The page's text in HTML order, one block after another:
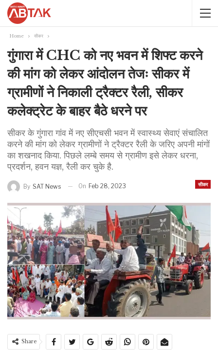
Home सीकर
गुंगारा में CHC को नए भवन में शिफ्ट करने
की मांग को लेकर आंदोलन तेजः सीकर में
ग्रामीणों ने निकाली ट्रैक्टर रैली, सीकर
कलेक्ट्रेट के बाहर बैठे धरने पर
सीकर के गुंगारा गांव में नए सीएचसी भवन में स्वास्थ्य सेवाएं संचालित
करने की मांग को लेकर ग्रामीणों ने ट्रैक्टर रैली के जरिए अपनी मांगों
का शखनाद किया. पिछले लम्बे समय से ग्रामीण इसे लेकर धरना,
प्रदर्शन, हवन यज्ञ, रैली कर चुके है.
सीकर
By SAT News On Feb 28, 2023
Share